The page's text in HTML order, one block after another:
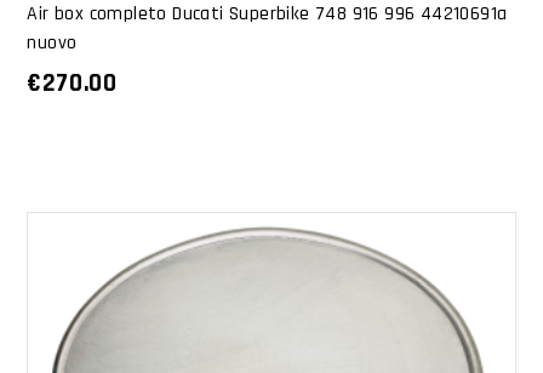
Air box completo Ducati Superbike 748 916 996 44210691a
nuovo
€270.00